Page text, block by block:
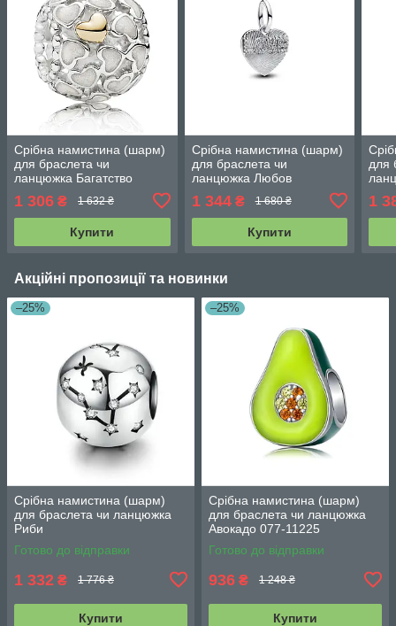
Срібна намистина (шарм)
для браслета чи
ланцюжка Багатство
1 306 ₴ 1 632 ₴
Купити
Срібна намистина (шарм)
для браслета чи
ланцюжка Любов
1 344₴ 1 680 ₴
Купити
для
1
Акційні пропозиції та новинки
–25%
Срібна намистина (шарм)
для браслета чи ланцюжка
Риби
Готово до відправки
1 332 ₴ 1 776 ₴
Купити
–25%
Срібна намистина (шарм)
для браслета чи ланцюжка
Авокадо 077-11225
Готово до відправки
936 ₴ 1 248 ₴
Купити